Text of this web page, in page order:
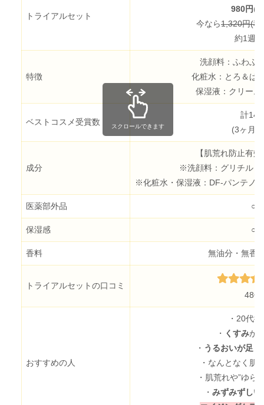
トライアルセット
980円(
今なら1,320円(税
約1週
特徴
洗顔料：ふわふ
化粧水：とろ＆ぱ
保湿液：クリー
ベストコスメ受賞数
計14
(3ヶ月
成分
【肌荒れ防止有
※洗顔料：グリチルリ
※化粧水・保湿液：DF-パンテノ
医薬部外品 ○
保湿感 ○
香料 無油分・無香
トライアルセットの口コミ
48件
おすすめの人
・20代
・ くすみが
・ うるおいが足り
・なんとなく肌
・肌荒れや”ゆら
・ みずみずしい
スクロールできます